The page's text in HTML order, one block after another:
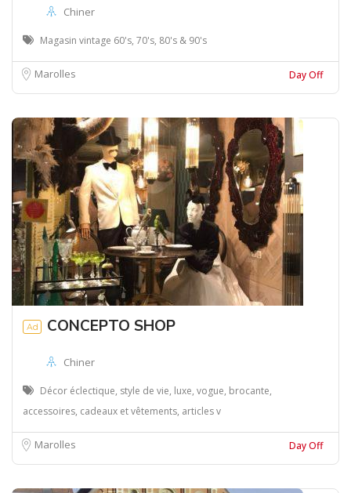
Chiner
Magasin vintage 60's, 70's, 80's & 90's
Marolles Day Off
Ad CONCEPTO SHOP
Chiner
Décor éclectique, style de vie, luxe, vogue, brocante,
accessoires, cadeaux et vêtements, articles v
Marolles Day Off